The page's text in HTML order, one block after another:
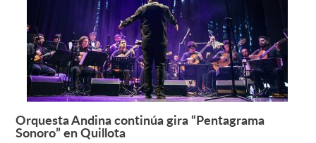
Leer más +
Orquesta Andina continúa gira “Pentagrama
Sonoro” en Quillota